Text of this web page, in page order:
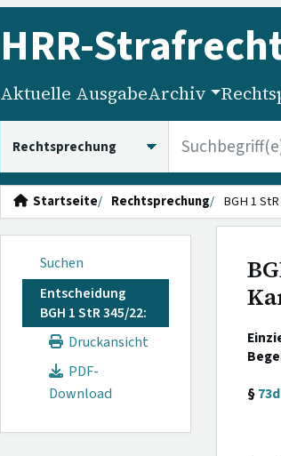
HRR-
Aktuelle AusgabeArchiv
Startseite Rechtsprechung BGH 1
Suchen
Entscheidung
BGH 1 StR 345/22:
Druckansicht
PDF-
Download
§73d